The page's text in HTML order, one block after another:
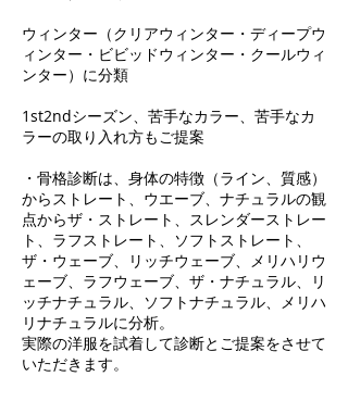
ウィンター（クリアウィンター・ディープウ
ィンター・ビビッドウィンター・クールウィ
ンター）に分類
1st2ndシーズン、苦手なカラー、苦手なカ
ラーの取り入れ方もご提案
・骨格診断は、身体の特徴（ライン、質感）
からストレート、ウエーブ、ナチュラルの観
点からザ・ストレート、スレンダーストレー
ト、ラフストレート、ソフトストレート、
ザ・ウェーブ、リッチウェーブ、メリハリウ
ェーブ、ラフウェーブ、ザ・ナチュラル、リ
ッチナチュラル、ソフトナチュラル、メリハ
リナチュラルに分析。
実際の洋服を試着して診断とご提案をさせて
いただきます。